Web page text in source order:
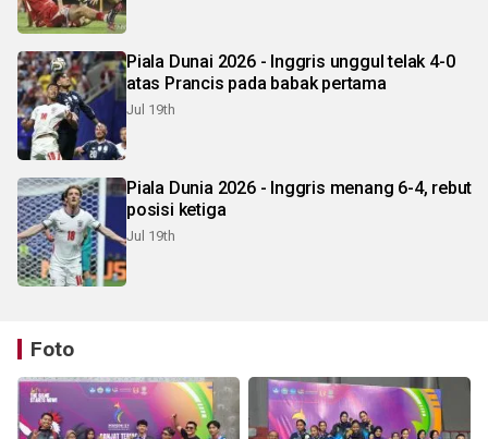
Piala Dunai 2026 - Inggris unggul telak 4-0
atas Prancis pada babak pertama
Jul 19th
Piala Dunia 2026 - Inggris menang 6-4, rebut
posisi ketiga
Jul 19th
Foto